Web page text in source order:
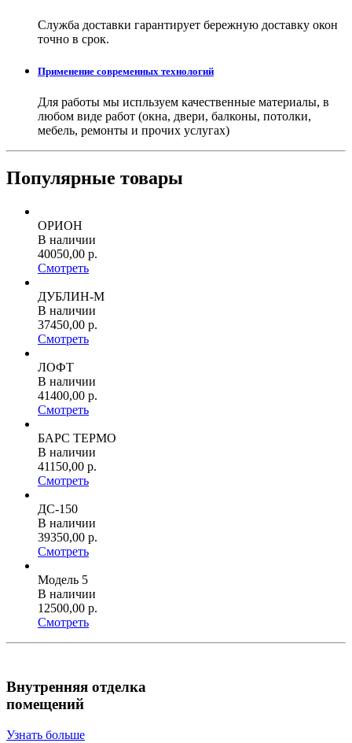
Служба доставки гарантирует бережную доставку окон
точно в срок.
Применение современных технологий
Для работы мы испльзуем качественные материалы, в
любом виде работ (окна, двери, балконы, потолки,
мебель, ремонты и прочих услугах)
Популярные товары
ОРИОН
В наличии
40050,00 р.
Смотреть
ДУБЛИН-М
В наличии
37450,00 р.
Смотреть
ЛОФТ
В наличии
41400,00 р.
Смотреть
БАРС ТЕРМО
В наличии
41150,00 р.
Смотреть
ДС-150
В наличии
39350,00 р.
Смотреть
Модель 5
В наличии
12500,00 р.
Смотреть
Внутренняя отделка
помещений
Узнать больше